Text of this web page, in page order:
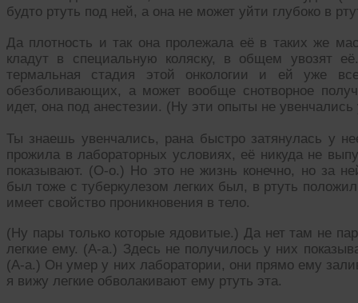
будто ртуть под ней, а она не может уйти глубоко в
Да плотность и так она пролежала её в таких же
кладут в специальную коляску, в общем увозят
термальная стадия этой онкологии и ей уже
обезболивающих, а может вообще снотворное
идет, она под анестезии. (Ну эти опыты не
Ты знаешь увенчались, рана быстро затянулась у
прожила в лабораторных условиях, её никуда не
показывают. (О-о.) Но это не жизнь конечно, но за
был тоже с туберкулезом легких был, в ртуть
имеет свойство проникновения в тело.
(Ну пары только которые ядовитые.) Да нет там не
легкие ему. (А-а.) Здесь не получилось у них
(А-а.) Он умер у них лаборатории, они прямо ему
я вижу легкие обволакивают ему ртуть эта.